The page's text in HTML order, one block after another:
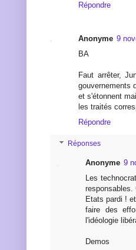
Répondre
Anonyme 9
BA
Faut arrêter,
gouvernements
et s'étonnent
les traités
Répondre
Réponses
Anonyme 9
Les
Etats pardi !
faire des
l'idéologie
Demos